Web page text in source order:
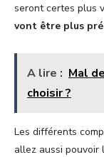
seront certes plus
vont être plus
A lire : Mal
choisir ?
Les différents
allez aussi pouvoir